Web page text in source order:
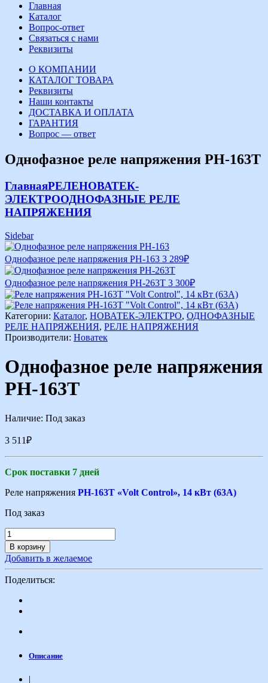
Главная
Каталог
Вопрос-ответ
Связаться с нами
Реквизиты
О КОМПАНИИ
КАТАЛОГ ТОВАРА
Реквизиты
Наши контакты
ДОСТАВКА И ОПЛАТА
ГАРАНТИЯ
Вопрос — ответ
Однофазное реле напряжения РН-163Т
ГлавнаяРЕЛЕНОВАТЕК-
ЭЛЕКТРООДНОФАЗНЫЕ РЕЛЕ
НАПРЯЖЕНИЯ
Sidebar
Однофазное реле напряжения РН-163 3 289₽
Однофазное реле напряжения РН-263Т 3 300₽
Категории: Каталог, НОВАТЕК-ЭЛЕКТРО, ОДНОФАЗНЫЕ
РЕЛЕ НАПРЯЖЕНИЯ, РЕЛЕ НАПРЯЖЕНИЯ
Производители: Новатек
Однофазное реле напряжения
РН-163Т
Наличие: Под заказ
3 511₽
Срок поставки 7 дней
Реле напряжения РН-163Т «Volt Control», 14 кВт (63А)
Под заказ
В корзину
Добавить в желаемое
Поделиться:
Описание
|